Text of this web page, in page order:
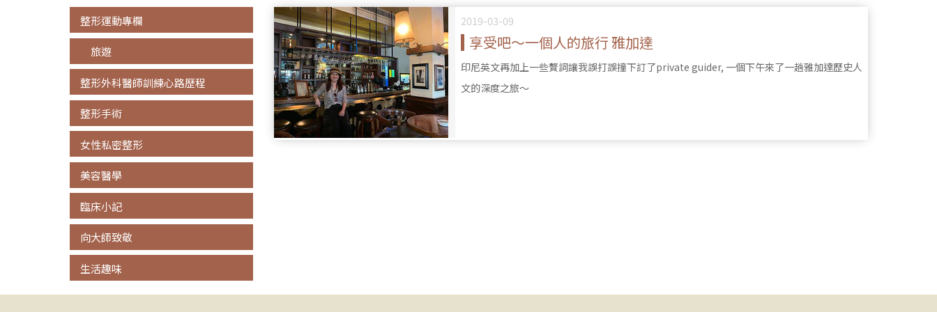
整形運動專欄
旅遊
整形外科醫師訓練心路歷程
整形手術
女性私密整形
美容醫學
臨床小記
向大師致敬
生活趣味
2019-03-09
享受吧～一個人的旅行 雅加達
印尼英文再加上一些贅詞讓我誤打誤撞下訂了private guider, 一個下午來了一趟雅加達歷史人
文的深度之旅～